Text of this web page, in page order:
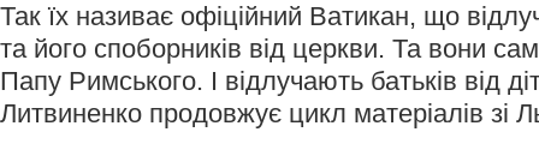
Так їх називає офіційний Ватикан, що
та його споборників від церкви. Та вони
Папу Римського. І відлучають батьків від
Литвиненко продовжує цикл матеріалів зі